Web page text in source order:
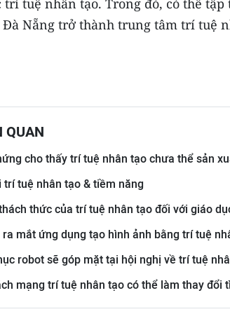
tuệ nhân tạo. Trong đó, có thể
Đà Nẵng trở thành trung tâm trí tuệ
QUAN
cho thấy trí tuệ nhân tạo chưa thể sản
trí tuệ nhân tạo & tiềm năng
thức của trí tuệ nhân tạo đối với giáo
mắt ứng dụng tạo hình ảnh bằng trí tuệ
robot sẽ góp mặt tại hội nghị về trí tuệ
mạng trí tuệ nhân tạo có thể làm thay đổi